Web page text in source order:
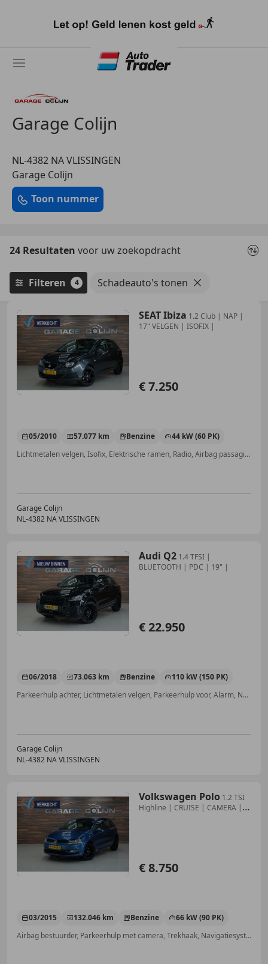
naar
Garage Colijn
NL-4382 NA VLISSINGEN
Garage Colijn
Toon nummer
24 Resultaten voor uw zoekopdracht
Filteren 4 Schadeauto's tonen
SEAT Ibiza 1.2 Club | NAP |
17" VELGEN | ISOFIX |
€ 7.250
05/2010 57.077 km Benzine
44 kW (60 PK)
Lichtmetalen velgen, Isofix, Elektrische ramen, Radio, Airbag passagier, Alarm, Centrale vergrendeling
Garage Colijn
NL-4382 NA VLISSINGEN
Audi Q2 1.4 TFSI |
BLUETOOTH | PDC | 19" |
€ 22.950
06/2018 73.063 km Benzine
110 kW (150 PK)
Parkeerhulp achter, Lichtmetalen velgen, Parkeerhulp voor, Alarm, Navigatiesysteem, Lederen stuurwiel, Multifunctioneel stuurwiel, Isofix
Garage Colijn
NL-4382 NA VLISSINGEN
Volkswagen Polo 1.2 TSI
Highline | CRUISE | CAMERA |
€ 8.750
03/2015 132.046 km Benzine
66 kW (90 PK)
Airbag bestuurder, Parkeerhulp met camera, Trekhaak, Navigatiesysteem, Parkeerhulp voor, Cruise control, Elektrische ramen, Parkeerhulp achter